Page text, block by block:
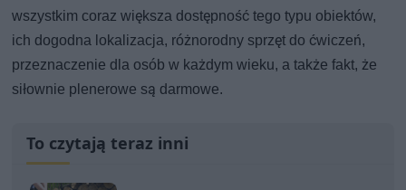
wszystkim coraz większa dostępność tego typu obiektów,
ich dogodna lokalizacja, różnorodny sprzęt do ćwiczeń,
przeznaczenie dla osób w każdym wieku, a także fakt, że
siłownie plenerowe są darmowe.
To czytają teraz inni